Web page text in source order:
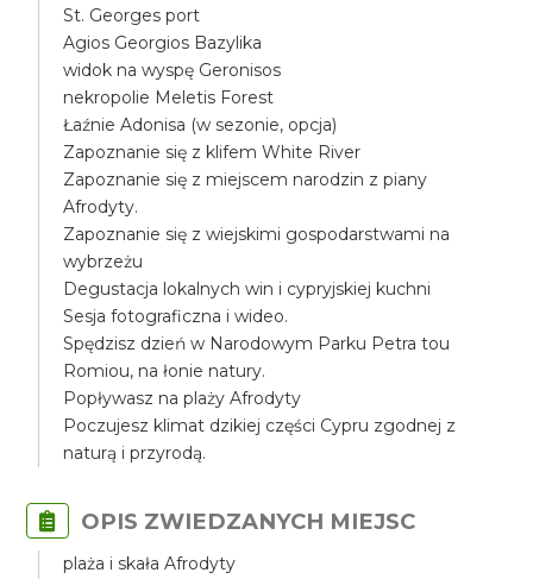
St. Georges port
Agios Georgios Bazylika
widok na wyspę Geronisos
nekropolie Meletis Forest
Łaźnie Adonisa (w sezonie, opcja)
Zapoznanie się z klifem White River
Zapoznanie się z miejscem narodzin z piany
Afrodyty.
Zapoznanie się z wiejskimi gospodarstwami na
wybrzeżu
Degustacja lokalnych win i cypryjskiej kuchni
Sesja fotograficzna i wideo.
Spędzisz dzień w Narodowym Parku Petra tou
Romiou, na łonie natury.
Popływasz na plaży Afrodyty
Poczujesz klimat dzikiej części Cypru zgodnej z
naturą i przyrodą.
OPIS ZWIEDZANYCH MIEJSC
plaża i skała Afrodyty